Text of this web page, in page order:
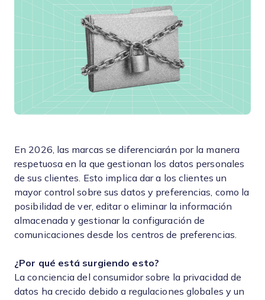
En 2026, las marcas se diferenciarán por la manera
respetuosa en la que gestionan los datos personales
de sus clientes. Esto implica dar a los clientes un
mayor control sobre sus datos y preferencias, como la
posibilidad de ver, editar o eliminar la información
almacenada y gestionar la configuración de
comunicaciones desde los centros de preferencias.
¿Por qué está surgiendo esto?
La conciencia del consumidor sobre la privacidad de
datos ha crecido debido a regulaciones globales y un